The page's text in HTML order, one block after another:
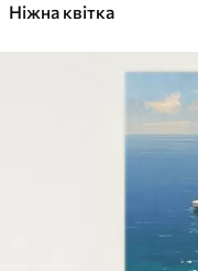
Ніжна квітка